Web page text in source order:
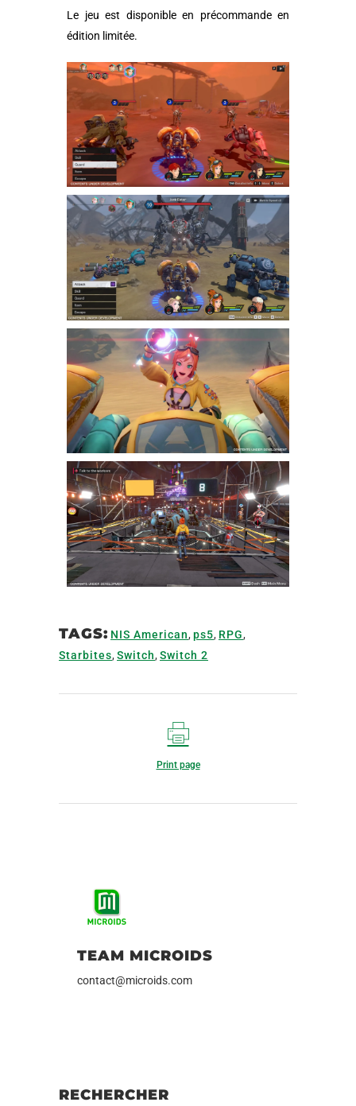
Le jeu est disponible en précommande en
édition limitée.
TAGS: NIS American, ps5, RPG,
Starbites, Switch, Switch 2
Print page
TEAM MICROIDS
contact@microids.com
RECHERCHER